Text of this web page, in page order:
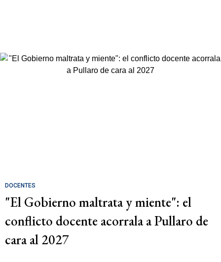
DOCENTES
"El Gobierno maltrata y miente": el
conflicto docente acorrala a Pullaro de
cara al 2027